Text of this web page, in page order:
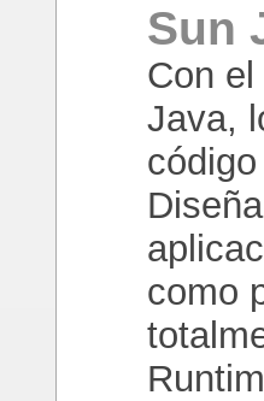
Sun
Con
Java,
como